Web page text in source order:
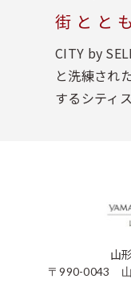
街とと
CITY by
と洗練され
するシティ
山
〒990-0043 山